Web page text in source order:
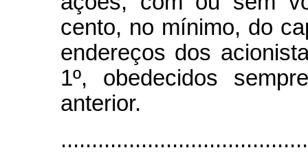
cento, no mínimo, do
endereços dos
1º, obedecidos
anterior.